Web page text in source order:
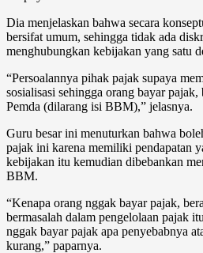
Dia menjelaskan bahwa secara
bersifat umum, sehingga tidak ada
menghubungkan kebijakan yang satu
“Persoalannya pihak pajak supaya
sosialisasi sehingga orang bayar
Pemda (dilarang isi BBM),” jelasnya.
Guru besar ini menuturkan bahwa
pajak ini karena memiliki pendapatan
kebijakan itu kemudian dibebankan
BBM.
“Kenapa orang nggak bayar pajak,
bermasalah dalam pengelolaan pajak
nggak bayar pajak apa penyebabnya
kurang,” paparnya.